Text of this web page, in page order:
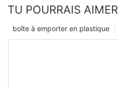
TU POURRAIS AIMER
boîte à emporter en plastique